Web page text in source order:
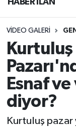
HABER İLAN
VIDEO GALERI
Esnaf
diyor?
Kurtuluş
POLİTİKA
ASAYİŞ
EKONOMİ
BÜLTEN
Aydın Hava
Aydin
Aydın
Süper Lig
Tüm